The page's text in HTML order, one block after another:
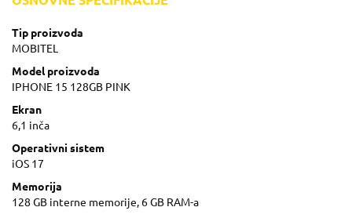
Tip proizvoda
MOBITEL
Model proizvoda
IPHONE 15 128GB PINK
Ekran
6,1 inča
Operativni sistem
iOS 17
Memorija
128 GB interne memorije, 6 GB RAM-a